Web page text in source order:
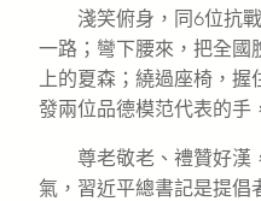
淺笑俯身，同6位抗
一路；彎下腰來，把全國
上的夏森；繞過座椅，握
發兩位品德模范代表的手
尊老敬老、禮贊好漢
氣，習近平總書記是提倡